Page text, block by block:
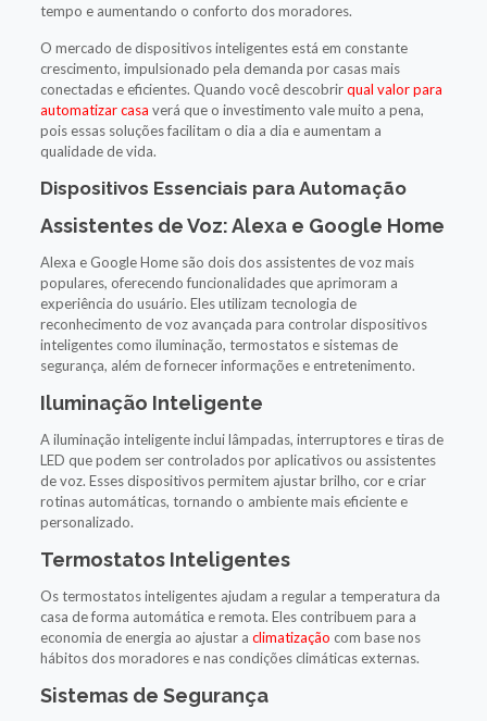
tempo e aumentando o conforto dos moradores.
O mercado de dispositivos inteligentes está em constante
crescimento, impulsionado pela demanda por casas mais
conectadas e eficientes. Quando você descobrirqual valor para
automatizar casa verá que o investimento vale muito a pena,
pois essas soluções facilitam o dia a dia e aumentam a
qualidade de vida.
Dispositivos Essenciais para Automação
Assistentes de Voz: Alexa e Google Home
Alexa e Google Home são dois dos assistentes de voz mais
populares, oferecendo funcionalidades que aprimoram a
experiência do usuário. Eles utilizam tecnologia de
reconhecimento de voz avançada para controlar dispositivos
inteligentes como iluminação, termostatos e sistemas de
segurança, além de fornecer informações e entretenimento.
Iluminação Inteligente
A iluminação inteligente inclui lâmpadas, interruptores e tiras de
LED que podem ser controlados por aplicativos ou assistentes
de voz. Esses dispositivos permitem ajustar brilho, cor e criar
rotinas automáticas, tornando o ambiente mais eficiente e
personalizado.
Termostatos Inteligentes
Os termostatos inteligentes ajudam a regular a temperatura da
casa de forma automática e remota. Eles contribuem para a
economia de energia ao ajustar a climatização com base nos
hábitos dos moradores e nas condições climáticas externas.
Sistemas de Segurança